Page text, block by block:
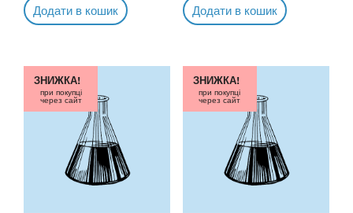
Додати в кошик Додати в кошик
ЗНИЖКА!
при покупці
через сайт
ЗНИЖКА!
при покупці
через сайт